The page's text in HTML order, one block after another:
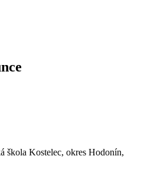
škola Kostelec, okres Hodonín,